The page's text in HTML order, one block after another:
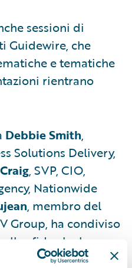
sessioni di
Guidewire, che
e tematiche
rientrano
Debbie Smith,
Solutions Delivery,
, SVP, CIO,
Nationwide
, membro del
Group, ha condiviso
sfide che le
nel settore